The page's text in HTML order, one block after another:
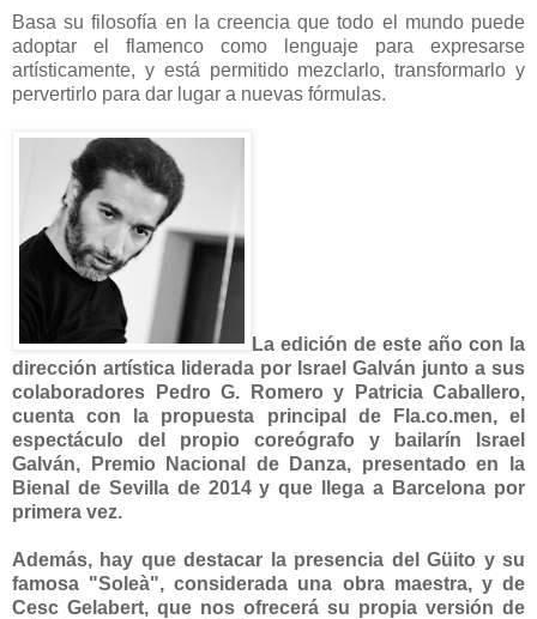
Basa su filosofía en la creencia que todo el mundo puede
adoptar el flamenco como lenguaje para expresarse
artísticamente, y está permitido mezclarlo, transformarlo y
pervertirlo para dar lugar a nuevas fórmulas.
La edición de este año con la
dirección artística liderada por Israel Galván junto a sus
colaboradores Pedro G. Romero y Patricia Caballero,
cuenta con la propuesta principal de Fla.co.men, el
espectáculo del propio coreógrafo y bailarín Israel
Galván, Premio Nacional de Danza, presentado en la
Bienal de Sevilla de 2014 y que llega a Barcelona por
primera vez.
Además, hay que destacar la presencia del Güito y su
famosa "Soleà", considerada una obra maestra, y de
Cesc Gelabert, que nos ofrecerá su propia versión de